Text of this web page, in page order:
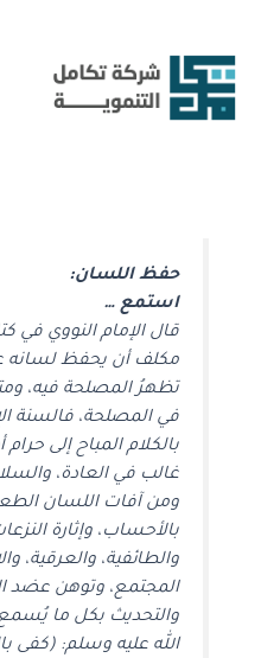
المحتوى
حفظ اللسان:
استمع …
قال الإمام النووي في
مكلف أن يحفظ لسانه
تظهرُ المصلحة فيه،
في المصلحة، فالسنة
بالكلام المباح إلى
غالب في العادة،
ومن آفات اللسان
بالأحساب، وإثارة
والطائفية، والعرقية،
المجتمع، وتوهن عضد
والتحديث بكل ما
الله عليه وسلم: (كفى